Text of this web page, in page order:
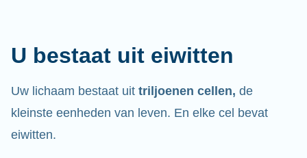
U bestaat uit eiwitten
Uw lichaam bestaat uit triljoenen cellen, de
kleinste eenheden van leven. En elke cel bevat
eiwitten.